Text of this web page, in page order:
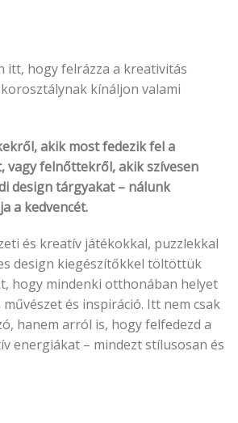
itt, hogy felrázza a kreativitás
kínáljon valami
akik most fedezik fel a
vagy felnőttekről, akik szívesen
design tárgyakat – nálunk
a kedvencét.
és kreatív játékokkal, puzzlekkal
design kiegészítőkkel töltöttük
hogy mindenki otthonában helyet
és inspiráció. Itt nem csak
hanem arról is, hogy felfedezd a
energiákat – mindezt stílusosan és